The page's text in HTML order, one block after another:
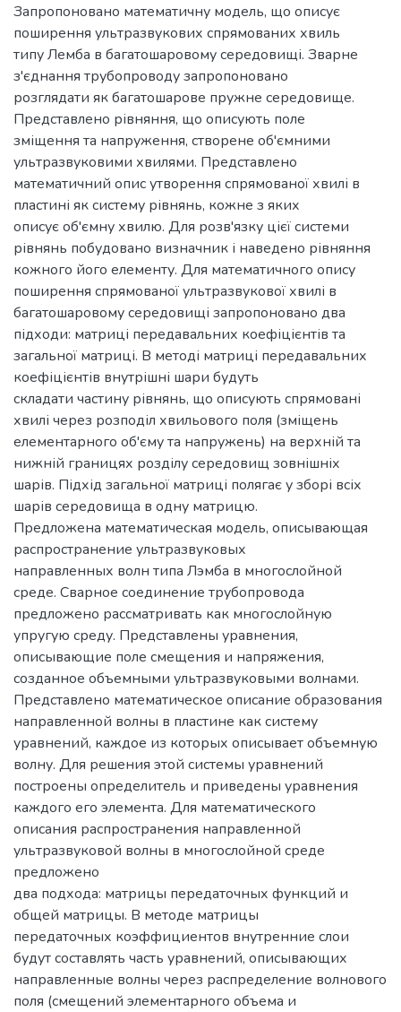
Запропоновано математичну модель, що описує
поширення ультразвукових спрямованих хвиль
типу Лемба в багатошаровому середовищі. Зварне
з'єднання трубопроводу запропоновано
розглядати як багатошарове пружне середовище.
Представлено рівняння, що описують поле
зміщення та напруження, створене об'ємними
ультразвуковими хвилями. Представлено
математичний опис утворення спрямованої хвилі в
пластині як систему рівнянь, кожне з яких
описує об'ємну хвилю. Для розв'язку цієї системи
рівнянь побудовано визначник і наведено рівняння
кожного його елементу. Для математичного опису
поширення спрямованої ультразвукової хвилі в
багатошаровому середовищі запропоновано два
підходи: матриці передавальних коефіцієнтів та
загальної матриці. В методі матриці передавальних
коефіцієнтів внутрішні шари будуть
складати частину рівнянь, що описують спрямовані
хвилі через розподіл хвильового поля (зміщень
елементарного об'єму та напружень) на верхній та
нижній границях розділу середовищ зовнішніх
шарів. Підхід загальної матриці полягає у зборі всіх
шарів середовища в одну матрицю.
Предложена математическая модель, описывающая
распространение ультразвуковых
направленных волн типа Лэмба в многослойной
среде. Сварное соединение трубопровода
предложено рассматривать как многослойную
упругую среду. Представлены уравнения,
описывающие поле смещения и напряжения,
созданное объемными ультразвуковыми волнами.
Представлено математическое описание образования
направленной волны в пластине как систему
уравнений, каждое из которых описывает объемную
волну. Для решения этой системы уравнений
построены определитель и приведены уравнения
каждого его элемента. Для математического
описания распространения направленной
ультразвуковой волны в многослойной среде
предложено
два подхода: матрицы передаточных функций и
общей матрицы. В методе матрицы
передаточных коэффициентов внутренние слои
будут составлять часть уравнений, описывающих
направленные волны через распределение волнового
поля (смещений элементарного объема и